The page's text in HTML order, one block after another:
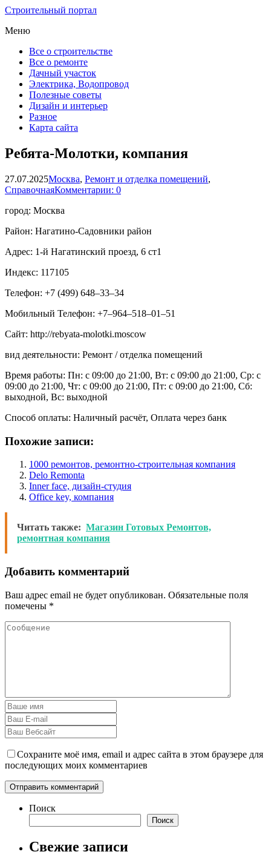
Строительный портал
Меню
Все о строительстве
Все о ремонте
Дачный участок
Электрика, Водопровод
Полезные советы
Дизайн и интерьер
Разное
Карта сайта
Ребята-Молотки, компания
27.07.2025Москва, Ремонт и отделка помещений,
СправочнаяКомментарии: 0
город: Москва
Район: Нагатино-Садовники район
Адрес: 1-й Нагатинский проезд, 6 ст1
Индекс: 117105
Телефон: +7 (499) 648‒33‒34
Мобильный Телефон: +7‒964‒518‒01‒51
Сайт: http://rebyata-molotki.moscow
вид деятельности: Ремонт / отделка помещений
Время работы: Пн: с 09:00 до 21:00, Вт: с 09:00 до 21:00, Ср: с
09:00 до 21:00, Чт: с 09:00 до 21:00, Пт: с 09:00 до 21:00, Сб:
выходной, Вс: выходной
Способ оплаты: Наличный расчёт, Оплата через банк
Похожие записи:
1000 ремонтов, ремонтно-строительная компания
Delo Remonta
Inner face, дизайн-студия
Office key, компания
Читать также: Магазин Готовых Ремонтов,
ремонтная компания
Добавить комментарий
Ваш адрес email не будет опубликован. Обязательные поля
помечены *
Сохраните моё имя, email и адрес сайта в этом браузере для
последующих моих комментариев
Поиск
Поиск
Свежие записи